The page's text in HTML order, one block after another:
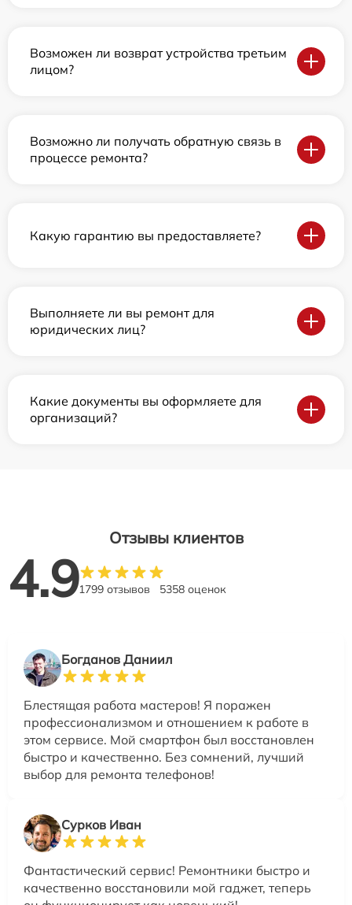
Возможен ли возврат устройства третьим
лицом?
Возможно ли получать обратную связь в
процессе ремонта?
Какую гарантию вы предоставляете?
Выполняете ли вы ремонт для
юридических лиц?
Какие документы вы оформляете для
организаций?
Отзывы клиентов
4.91799 отзывов 5358 оценок
Богданов Даниил
Блестящая работа мастеров! Я поражен
профессионализмом и отношением к работе в
этом сервисе. Мой смартфон был восстановлен
быстро и качественно. Без сомнений, лучший
выбор для ремонта телефонов!
Сурков Иван
Фантастический сервис! Ремонтники быстро и
качественно восстановили мой гаджет, теперь